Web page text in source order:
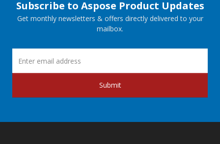
Subscribe to Aspose Product Updates
Get monthly newsletters & offers directly delivered to your
mailbox.
Submit